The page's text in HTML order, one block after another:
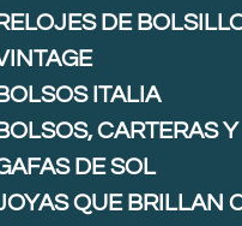
RELOJES DE
BOLSOS ITALIA
BOLSOS, CARTERAS Y
DE SOL
QUE BRILLAN